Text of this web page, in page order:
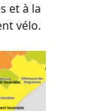
et à la
vélo.